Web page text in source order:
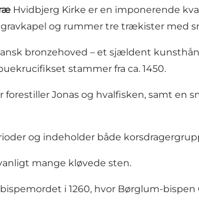
Hvidbjerg Kirke er en imponerende
og rummer tre trækister med
bronzehoved – et sjældent
stammer fra ca. 1450.
Jonas og hvalfisken, samt en
og indeholder både
mange kløvede sten.
i 1260, hvor Børglum-